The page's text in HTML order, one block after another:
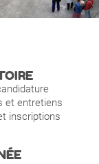
et entretiens
inscriptions